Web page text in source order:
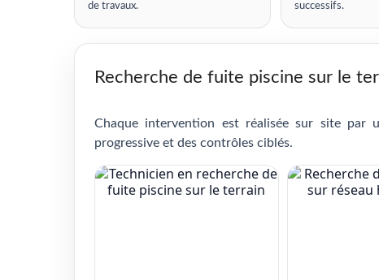
de travaux.
successifs.
Recherche de fuite piscine sur le
Chaque intervention est réalisée sur site par
progressive et des contrôles ciblés.